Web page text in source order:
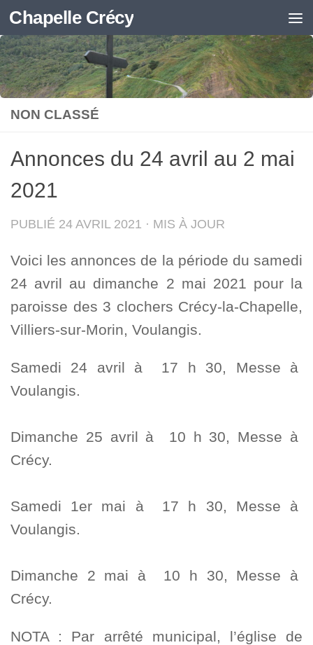
Skip to content
Chapelle Crécy
NON CLASSÉ
Annonces du 24 avril au 2 mai
2021
PUBLIÉ 24 AVRIL 2021 · MIS À JOUR
Voici les annonces de la période du samedi
24 avril au dimanche 2 mai 2021 pour la
paroisse des 3 clochers Crécy-la-Chapelle,
Villiers-sur-Morin, Voulangis.
Samedi 24 avril à 17 h 30, Messe à
Voulangis.
Dimanche 25 avril à 10 h 30, Messe à
Crécy.
Samedi 1er mai à 17 h 30, Messe à
Voulangis.
Dimanche 2 mai à 10 h 30, Messe à
Crécy.
NOTA : Par arrêté municipal, l’église de